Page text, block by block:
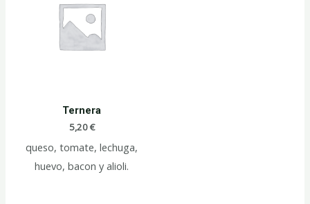
Ternera
5,20€
queso, tomate, lechuga,
huevo, bacon y alioli.